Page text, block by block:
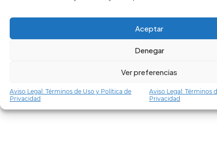
Aceptar
Denegar
Ver preferencias
Aviso Legal: Términos de Uso y Política de
Privacidad
Aviso Legal: Términos
Privacidad